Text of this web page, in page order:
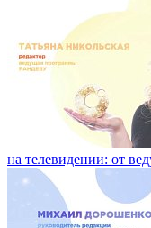
на телевидении: от